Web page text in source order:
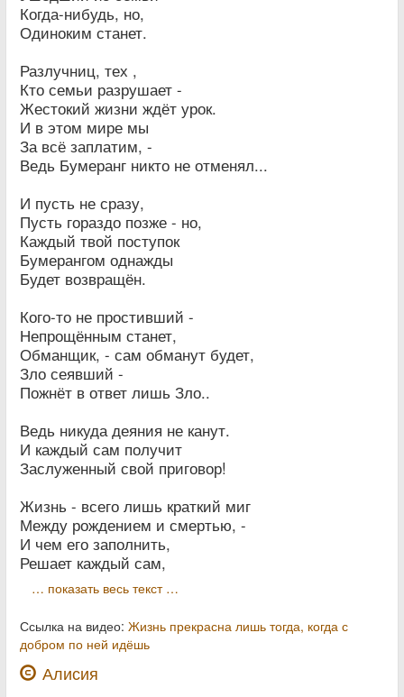
Когда-нибудь, но,
Одиноким станет.
Разлучниц, тех ,
Кто семьи разрушает -
Жестокий жизни ждёт урок.
И в этом мире мы
За всё заплатим, -
Ведь Бумеранг никто не отменял...
И пусть не сразу,
Пусть гораздо позже - но,
Каждый твой поступок
Бумерангом однажды
Будет возвращён.
Кого-то не простивший -
Непрощённым станет,
Обманщик, - сам обманут будет,
Зло сеявший -
Пожнёт в ответ лишь Зло..
Ведь никуда деяния не канут.
И каждый сам получит
Заслуженный свой приговор!
Жизнь - всего лишь краткий миг
Между рождением и смертью, -
И чем его заполнить,
Решает каждый сам,
… показать весь текст …
Ссылка на видео: Жизнь прекрасна лишь тогда, когда с
добром по ней идёшь
Алисия